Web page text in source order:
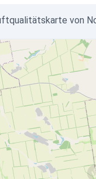
von